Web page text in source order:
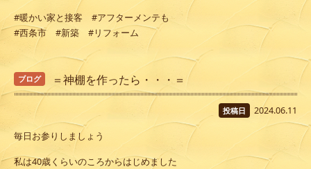
#暖かい家と接客 #アフターメンテも
#西条市 #新築 #リフォーム
ブログ ＝神棚を作ったら・・・＝
投稿日 2024.06.11
毎日お参りしましょう
私は40歳くらいのころからはじめました